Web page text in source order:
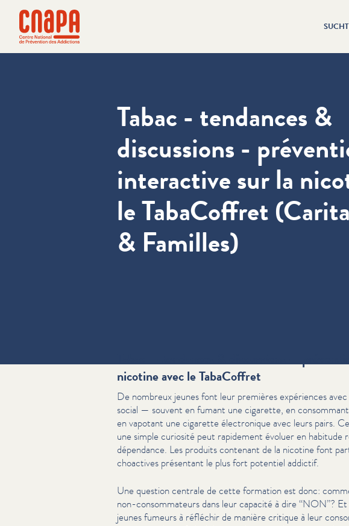
Direkt zum Inhalt springen
cnapa
Tabac - tendances &
discussions -
interactive sur la
le TabaCoffret
& Familles)
nicotine avec le TabaCoffret
De nombreux jeunes font leur premières expériences
social — souvent en fumant une cigarette, en
en vapotant une cigarette élec­tron­ique avec leurs pairs.
une simple curiosité peut rapidement évoluer en habitude
dépendance. Les produits contenant de la nicotine font
choac­tives présentant le plus fort potentiel addictif.
Une question centrale de cette formation est donc:
non-con­som­ma­teurs dans leur capacité à dire“NON”? Et
jeunes fumeurs à réfléchir de manière critique à leur
Cookie-Einstellungen